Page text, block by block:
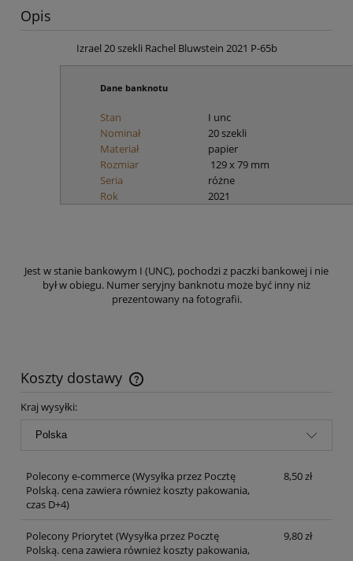
Opis
Izrael 20 szekli Rachel Bluwstein 2021 P-65b
Dane banknotu
Stan
I unc
Nominał
20 szekli
Materiał
papier
Rozmiar
129 x 79 mm
Seria
różne
Rok
2021
Jest w stanie bankowym I (UNC), pochodzi z paczki bankowej i nie
był w obiegu. Numer seryjny banknotu może być inny niż
prezentowany na fotografii.
Koszty dostawy
Cena nie zawiera ewentualnych kosztów płatności
Kraj wysyłki:
Polecony e-commerce(Wysyłka przez Pocztę
Polską. cena zawiera również koszty pakowania,
czas D+4)
8,50 zł
Polecony Priorytet(Wysyłka przez Pocztę
Polską. cena zawiera również koszty pakowania,
9,80 zł